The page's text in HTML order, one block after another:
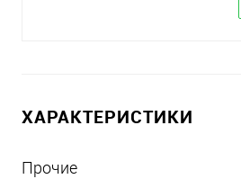
ХАРАКТЕРИСТИКИ
Прочие